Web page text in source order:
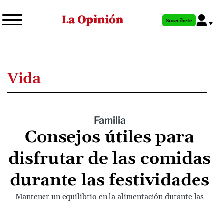
al
principal
Suscríbete
Vida
Familia
Consejos útiles para
disfrutar de las comidas
durante las festividades
Mantener un equilibrio en la alimentación durante las